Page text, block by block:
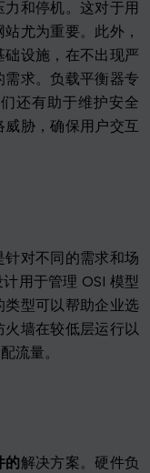
和停机。这对于用
尤为重要。此外，
设施，在不出现严
求。负载平衡器专
还有助于维护安全
胁，确保用户交互
对不同的需求和场
用于管理 OSI 模型
型可以帮助企业选
墙在较低层运行以
流量。
的解决方案。硬件负